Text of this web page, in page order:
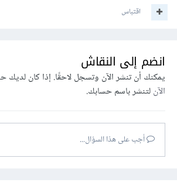
اقتباس
انضم إلى النقاش
يمكنك أن تنشر الآن وتسجل لاحقًا. إذا كان لديك
الآنلتنشر باسم حسابك.
أجب على هذا السؤال...